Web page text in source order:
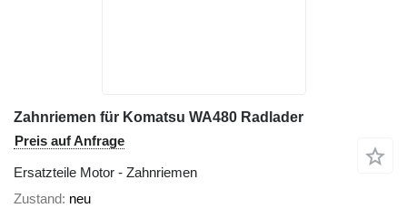
Zahnriemen für Komatsu WA480 Radlader
Preis auf Anfrage
Ersatzteile Motor - Zahnriemen
Zustand
neu